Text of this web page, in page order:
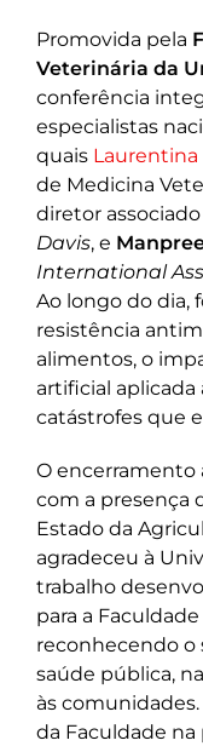
Promovida pela
Veterinária da
conferência
especialistas
quais Laurentina
de Medicina
diretor
Davis, e
International
Ao longo do dia,
resistência
alimentos, o
artificial aplicada
catástrofes que
O encerramento
com a presença
Estado da
agradeceu à
trabalho
para a
reconhecendo o
saúde pública,
às
da Faculdade